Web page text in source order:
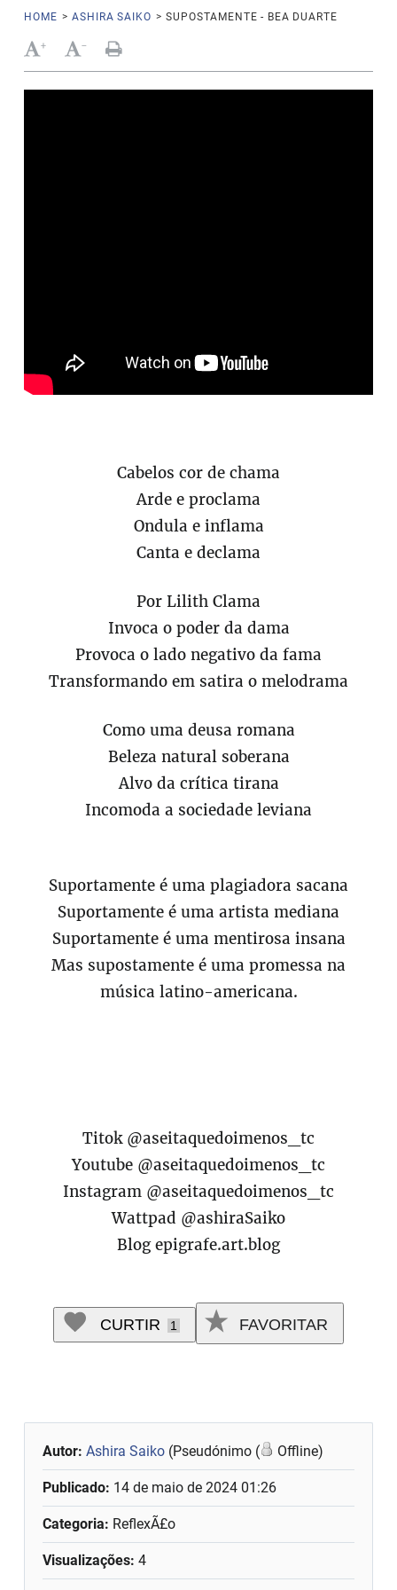
HOME > ASHIRA SAIKO > SUPOSTAMENTE - BEA DUARTE
+ -
Cabelos cor de chama
Arde e proclama
Ondula e inflama
Canta e declama
Por Lilith Clama
Invoca o poder da dama
Provoca o lado negativo da fama
Transformando em satira o melodrama
Como uma deusa romana
Beleza natural soberana
Alvo da crítica tirana
Incomoda a sociedade leviana
Suportamente é uma plagiadora sacana
Suportamente é uma artista mediana
Suportamente é uma mentirosa insana
Mas supostamente é uma promessa na
música latino-americana.
Titok @aseitaquedoimenos_tc
Youtube @aseitaquedoimenos_tc
Instagram @aseitaquedoimenos_tc
Wattpad @ashiraSaiko
Blog epigrafe.art.blog
CURTIR 1 FAVORITAR
Autor:Ashira Saiko (Pseudónimo ( Offline)
Publicado: 14 de maio de 2024 01:26
Categoria: ReflexÃ£o
Visualizações: 4